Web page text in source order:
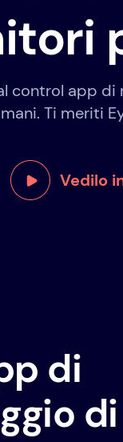
control app di
Ti meriti
Vedilo
di